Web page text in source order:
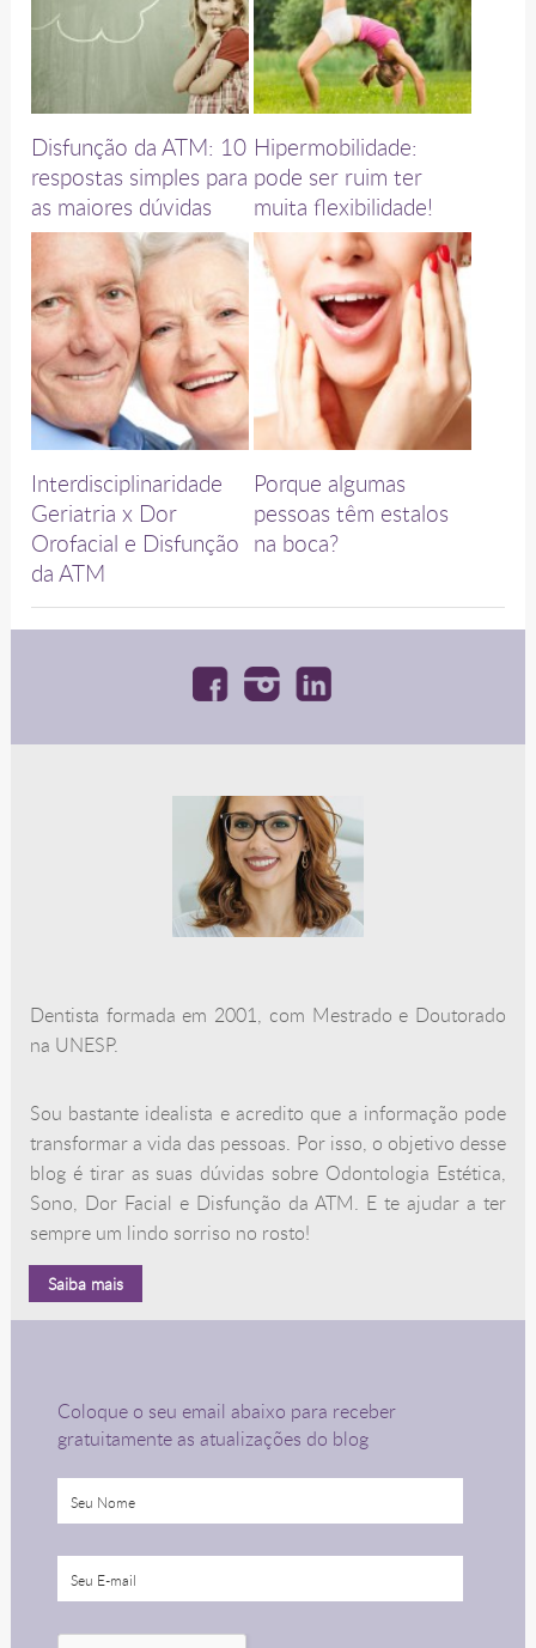
Disfunção da ATM: 10
respostas simples para
as maiores dúvidas
Hipermobilidade:
pode ser ruim ter
muita flexibilidade!
Interdisciplinaridade
Geriatria x Dor
Orofacial e Disfunção
da ATM
Porque algumas
pessoas têm estalos
na boca?
Dentista formada em 2001, com Mestrado e Doutorado
na UNESP.
Sou bastante idealista e acredito que a informação pode
transformar a vida das pessoas. Por isso, o objetivo desse
blog é tirar as suas dúvidas sobre Odontologia Estética,
Sono, Dor Facial e Disfunção da ATM. E te ajudar a ter
sempre um lindo sorriso no rosto!
Saiba mais
Coloque o seu email abaixo para receber
gratuitamente as atualizações do blog